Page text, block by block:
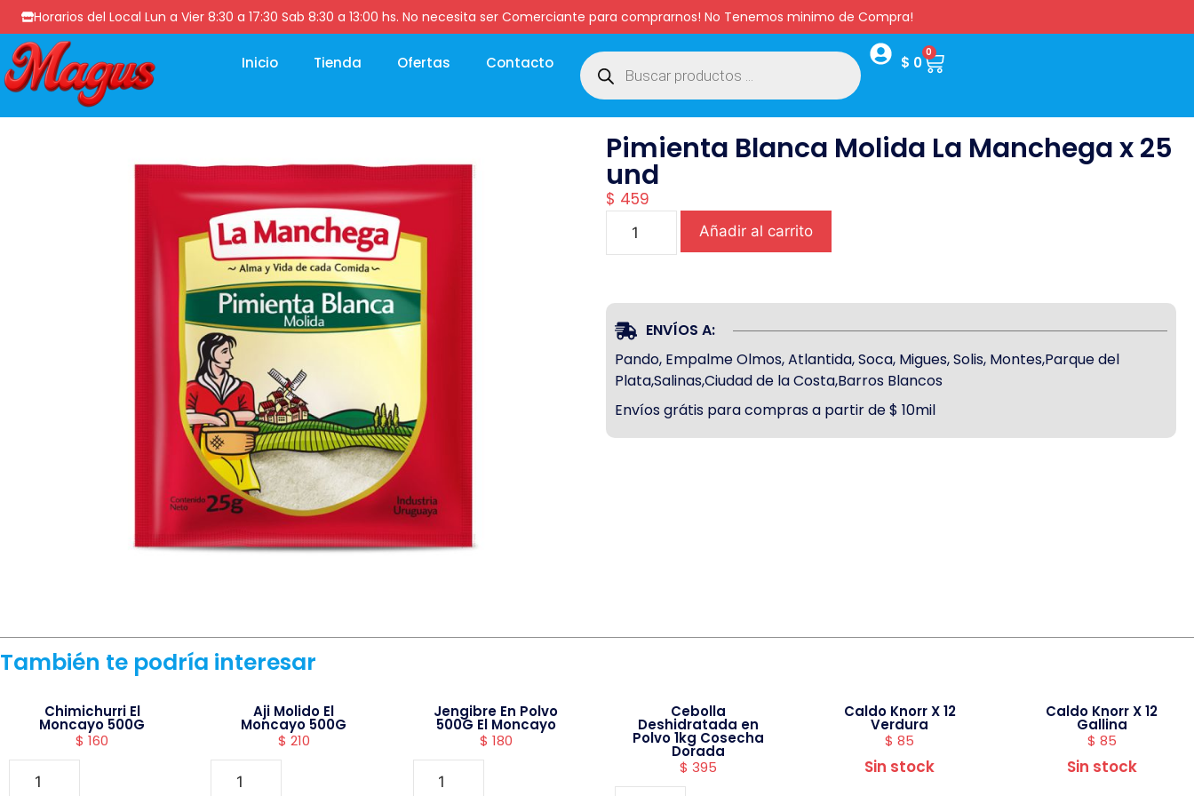
Horarios del Local Lun a Vier 8:30 a 17:30 Sab 8:30 a 13:00 hs. No necesita ser Comerciante para comprarnos! No Tenemos minimo de Compra!
Inicio Tienda Ofertas Contacto $ 0
0
Pimienta Blanca Molida La Manchega x 25
und
$ 459
Añadir al carrito
ENVÍOS A:
Pando, Empalme Olmos, Atlantida, Soca, Migues, Solis, Montes,Parque del
Plata,Salinas,Ciudad de la Costa,Barros Blancos
Envíos grátis para compras a partir de $ 10mil
También te podría interesar
Chimichurri El
Moncayo 500G
$ 160
Aji Molido El
Moncayo 500G
$ 210
Jengibre En Polvo
500G El Moncayo
$ 180
Cebolla
Deshidratada en
Polvo 1kg Cosecha
Dorada
$ 395
Caldo Knorr X 12
Verdura
$ 85
Sin stock
Caldo Knorr X 12
Gallina
$ 85
Sin stock